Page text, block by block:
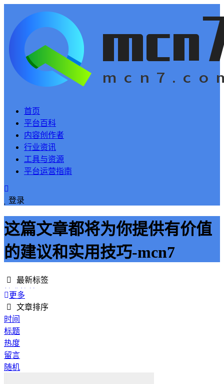
首页
平台百科
内容创作者
行业资讯
工具与资源
平台运营指南
登录
这篇文章都将为你提供有价值
的建议和实用技巧-mcn7
最新标签
精准接单
接单网
安全下单
成绩改进
学历提升
提升竞争力
代刷网站
更多
文章排序
时间
标题
热度
留言
随机